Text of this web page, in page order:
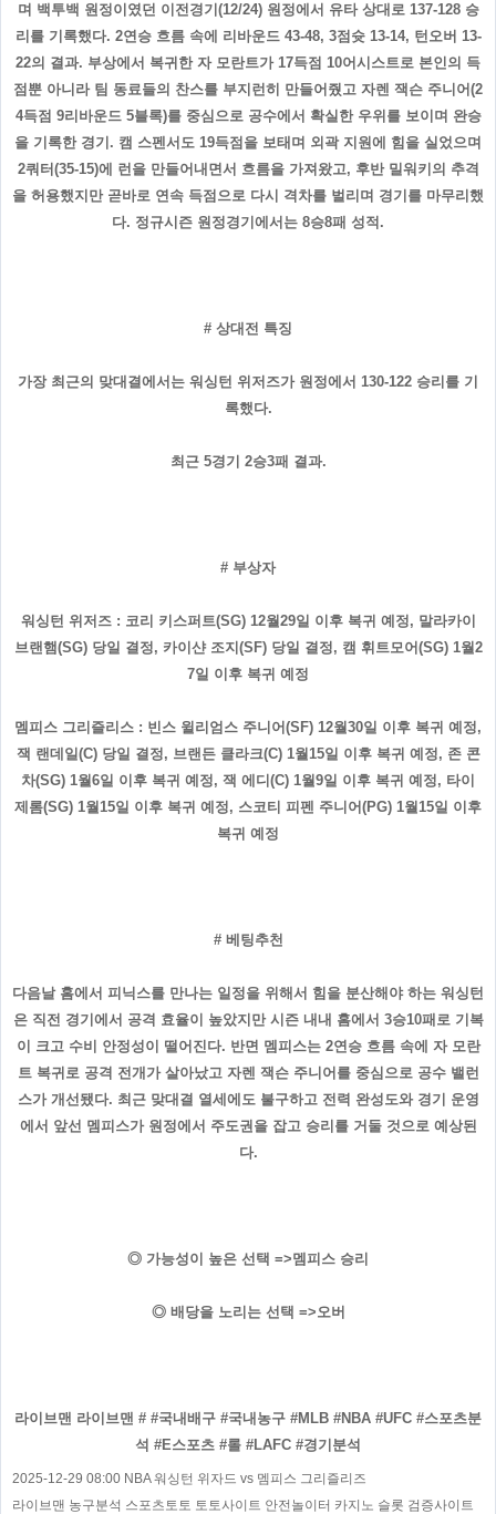
며 백투백 원정이였던 이전경기(12/24) 원정에서 유타 상대로 137-128 승
리를 기록했다. 2연승 흐름 속에 리바운드 43-48, 3점슛 13-14, 턴오버 13-
22의 결과. 부상에서 복귀한 자 모란트가 17득점 10어시스트로 본인의 득
점뿐 아니라 팀 동료들의 찬스를 부지런히 만들어줬고 자렌 잭슨 주니어(2
4득점 9리바운드 5블록)를 중심으로 공수에서 확실한 우위를 보이며 완승
을 기록한 경기. 캠 스펜서도 19득점을 보태며 외곽 지원에 힘을 실었으며
2쿼터(35-15)에 런을 만들어내면서 흐름을 가져왔고, 후반 밀워키의 추격
을 허용했지만 곧바로 연속 득점으로 다시 격차를 벌리며 경기를 마무리했
다. 정규시즌 원정경기에서는 8승8패 성적.
# 상대전 특징
가장 최근의 맞대결에서는 워싱턴 위저즈가 원정에서 130-122 승리를 기
록했다.
최근 5경기 2승3패 결과.
# 부상자
워싱턴 위저즈 : 코리 키스퍼트(SG) 12월29일 이후 복귀 예정, 말라카이
브랜햄(SG) 당일 결정, 카이샨 조지(SF) 당일 결정, 캠 휘트모어(SG) 1월2
7일 이후 복귀 예정
멤피스 그리즐리스 : 빈스 윌리엄스 주니어(SF) 12월30일 이후 복귀 예정,
잭 랜데일(C) 당일 결정, 브랜든 클라크(C) 1월15일 이후 복귀 예정, 존 콘
차(SG) 1월6일 이후 복귀 예정, 잭 에디(C) 1월9일 이후 복귀 예정, 타이
제롬(SG) 1월15일 이후 복귀 예정, 스코티 피펜 주니어(PG) 1월15일 이후
복귀 예정
# 베팅추천
다음날 홈에서 피닉스를 만나는 일정을 위해서 힘을 분산해야 하는 워싱턴
은 직전 경기에서 공격 효율이 높았지만 시즌 내내 홈에서 3승10패로 기복
이 크고 수비 안정성이 떨어진다. 반면 멤피스는 2연승 흐름 속에 자 모란
트 복귀로 공격 전개가 살아났고 자렌 잭슨 주니어를 중심으로 공수 밸런
스가 개선됐다. 최근 맞대결 열세에도 불구하고 전력 완성도와 경기 운영
에서 앞선 멤피스가 원정에서 주도권을 잡고 승리를 거둘 것으로 예상된
다.
◎ 가능성이 높은 선택 =>멤피스 승리
◎ 배당을 노리는 선택 =>오버
라이브맨 라이브맨 # #국내배구 #국내농구 #MLB #NBA #UFC #스포츠분
석 #E스포츠 #롤 #LAFC #경기분석
2025-12-29 08:00 NBA 워싱턴 위자드 vs 멤피스 그리즐리즈
라이브맨 농구분석 스포츠토토 토토사이트 안전놀이터 카지노 슬롯 검증사이트